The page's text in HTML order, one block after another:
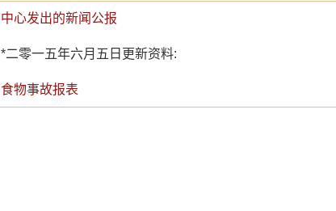
中心发出的新闻公报
*二零一五年六月五日更新资料:
食物事故报表